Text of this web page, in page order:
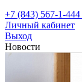
+7 (843) 567-1-444
Личный кабинет
Выход
Новости